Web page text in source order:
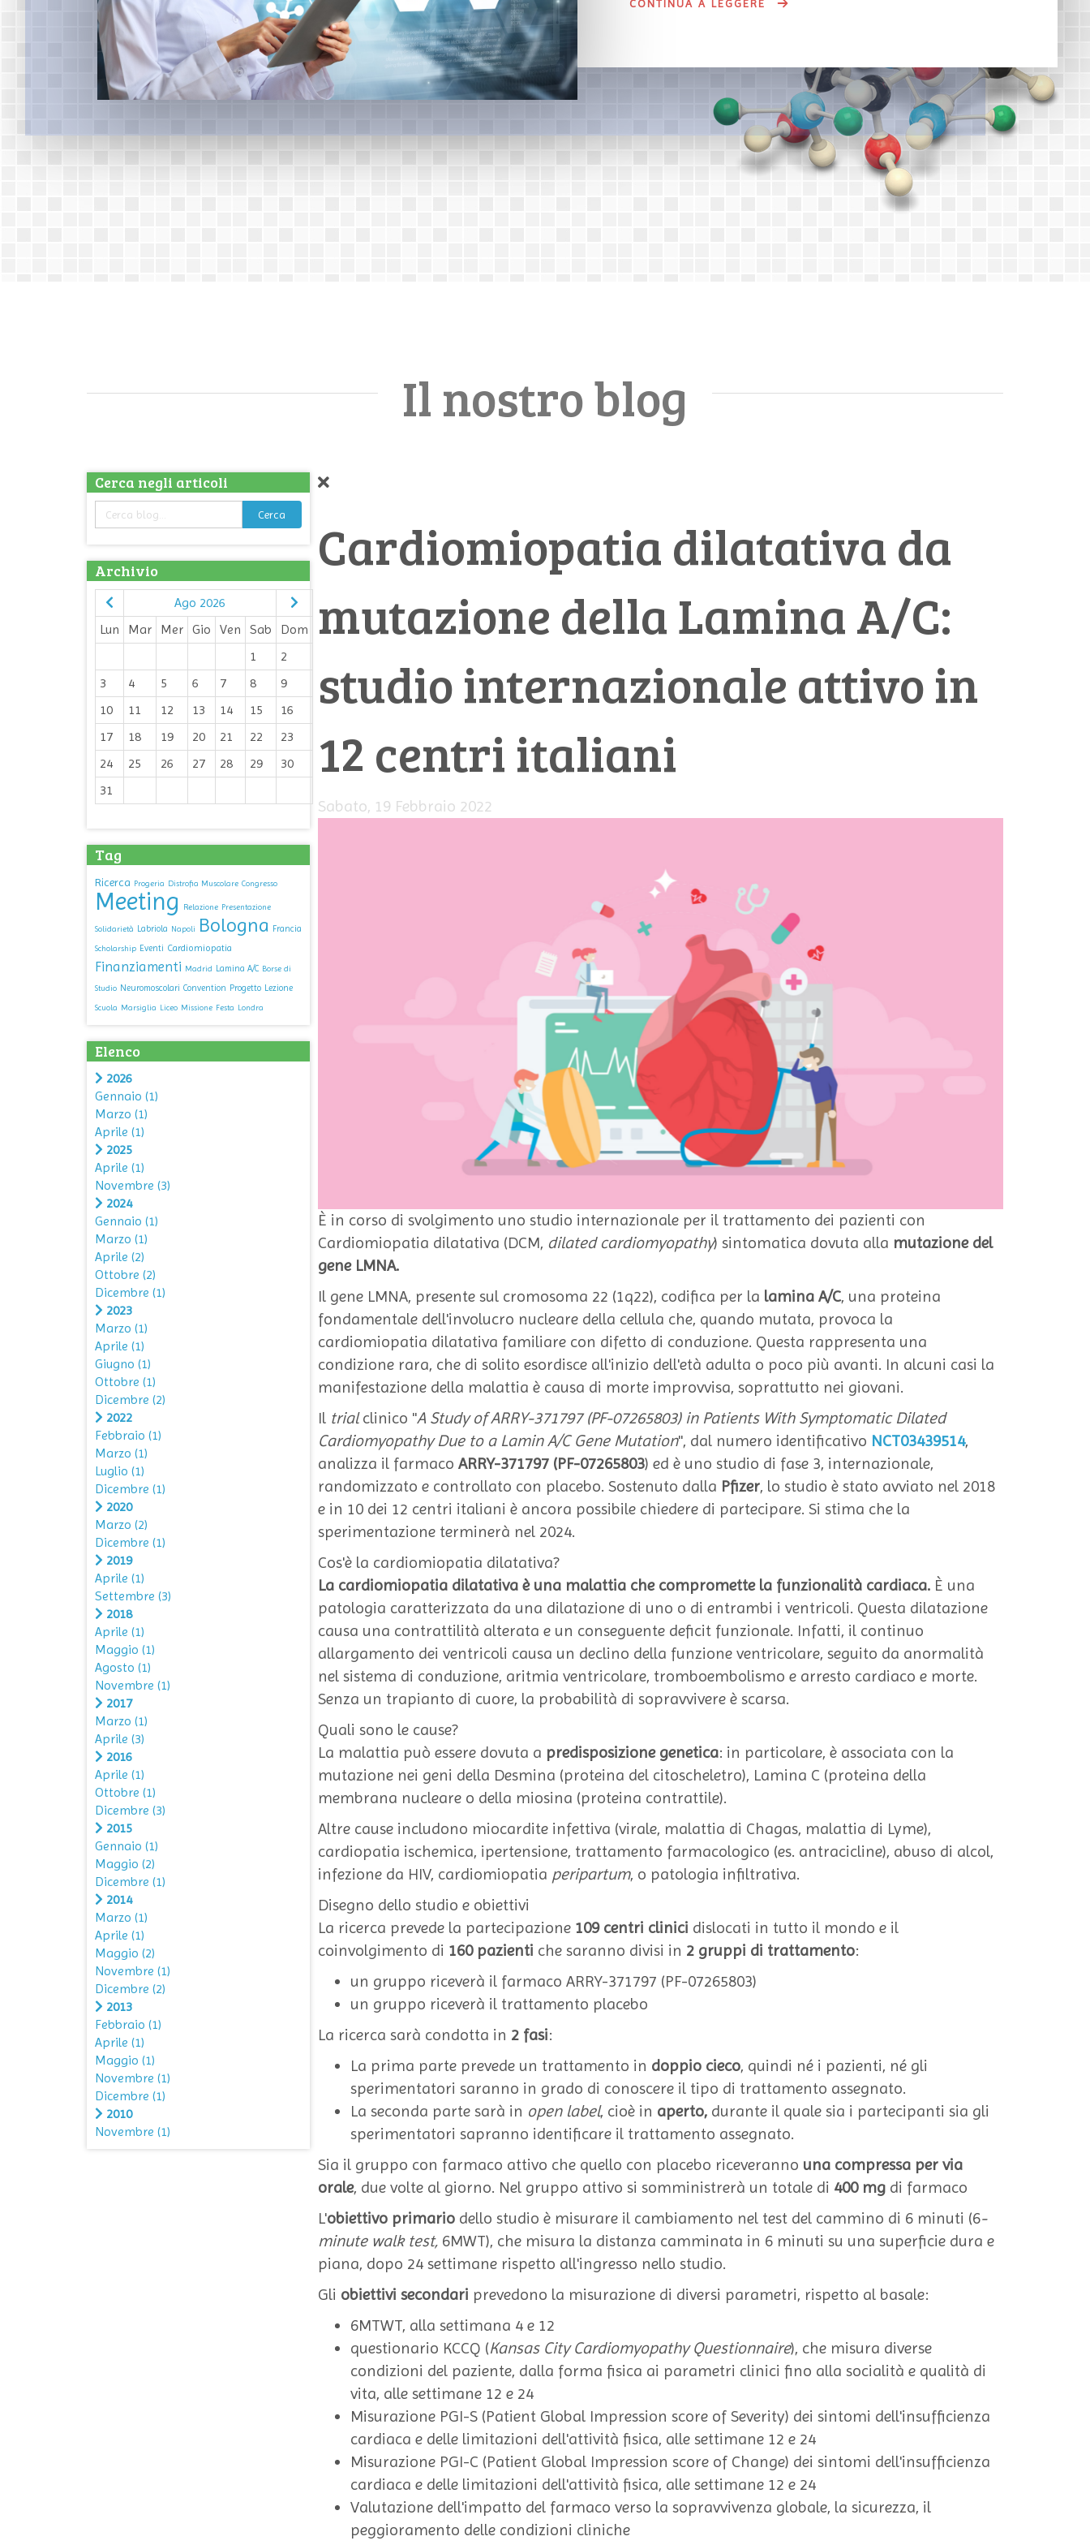
CONTINUA A LEGGERE
Il nostro blog
Cerca negli articoli
Cerca
Archivio
Ago 2026
Lun
Mar Mer Gio Ven Sab
Dom
1
2
3
4 5 6 7 8
9
10
11 12 13 14 15
16
17
18 19 20 21 22
23
24
25 26 27 28 29
30
31
Tag
Ricerca Progeria Distrofia Muscolare Congresso
Meeting Relazione Presentazione
Solidarietà Labriola Napoli Bologna Francia
Scholarship Eventi Cardiomiopatia
Finanziamenti Madrid Lamina A/C Borse di
Studio Neuromoscolari Convention Progetto Lezione
Scuola Marsiglia Liceo Missione Festa Londra
Elenco
2026
Gennaio (1)
Marzo (1)
Aprile (1)
2025
Aprile (1)
Novembre (3)
2024
Gennaio (1)
Marzo (1)
Aprile (2)
Ottobre (2)
Dicembre (1)
2023
Marzo (1)
Aprile (1)
Giugno (1)
Ottobre (1)
Dicembre (2)
2022
Febbraio (1)
Marzo (1)
Luglio (1)
Dicembre (1)
2020
Marzo (2)
Dicembre (1)
2019
Aprile (1)
Settembre (3)
2018
Aprile (1)
Maggio (1)
Agosto (1)
Novembre (1)
2017
Marzo (1)
Aprile (3)
2016
Aprile (1)
Ottobre (1)
Dicembre (3)
2015
Gennaio (1)
Maggio (2)
Dicembre (1)
2014
Marzo (1)
Aprile (1)
Maggio (2)
Novembre (1)
Dicembre (2)
2013
Febbraio (1)
Aprile (1)
Maggio (1)
Novembre (1)
Dicembre (1)
2010
Novembre (1)
Cardiomiopatia dilatativa da
mutazione della Lamina A/C:
studio internazionale attivo in
12 centri italiani
Sabato, 19 Febbraio 2022
È in corso di svolgimento uno studio internazionale per il trattamento dei pazienti con
Cardiomiopatia dilatativa (DCM, dilated cardiomyopathy) sintomatica dovuta alla mutazione del
gene LMNA.
Il gene LMNA, presente sul cromosoma 22 (1q22), codifica per la lamina A/C, una proteina
fondamentale dell'involucro nucleare della cellula che, quando mutata, provoca la
cardiomiopatia dilatativa familiare con difetto di conduzione. Questa rappresenta una
condizione rara, che di solito esordisce all'inizio dell'età adulta o poco più avanti. In alcuni casi la
manifestazione della malattia è causa di morte improvvisa, soprattutto nei giovani.
Il trialclinico "A Study of ARRY-371797 (PF-07265803) in Patients With Symptomatic Dilated
Cardiomyopathy Due to a Lamin A/C Gene Mutation", dal numero identificativo NCT03439514,
analizza il farmaco ARRY-371797 (PF-07265803) ed è uno studio di fase 3, internazionale,
randomizzato e controllato con placebo. Sostenuto dalla Pfizer, lo studio è stato avviato nel 2018
e in 10 dei 12 centri italiani è ancora possibile chiedere di partecipare. Si stima che la
sperimentazione terminerà nel 2024.
Cos'è la cardiomiopatia dilatativa?
La cardiomiopatia dilatativa è una malattia che compromette la funzionalità cardiaca. È una
patologia caratterizzata da una dilatazione di uno o di entrambi i ventricoli. Questa dilatazione
causa una contrattilità alterata e un conseguente deficit funzionale. Infatti, il continuo
allargamento dei ventricoli causa un declino della funzione ventricolare, seguito da anormalità
nel sistema di conduzione, aritmia ventricolare, tromboembolismo e arresto cardiaco e morte.
Senza un trapianto di cuore, la probabilità di sopravvivere è scarsa.
Quali sono le cause?
La malattia può essere dovuta a predisposizione genetica: in particolare, è associata con la
mutazione nei geni della Desmina (proteina del citoscheletro), Lamina C (proteina della
membrana nucleare o della miosina (proteina contrattile).
Altre cause includono miocardite infettiva (virale, malattia di Chagas, malattia di Lyme),
cardiopatia ischemica, ipertensione, trattamento farmacologico (es. antracicline), abuso di alcol,
infezione da HIV, cardiomiopatia peripartum, o patologia infiltrativa.
Disegno dello studio e obiettivi
La ricerca prevede la partecipazione 109 centri clinici dislocati in tutto il mondo e il
coinvolgimento di 160 pazienti che saranno divisi in 2 gruppi di trattamento:
un gruppo riceverà il farmaco ARRY-371797 (PF-07265803)
un gruppo riceverà il trattamento placebo
La ricerca sarà condotta in 2 fasi:
La prima parte prevede un trattamento in doppio cieco, quindi né i pazienti, né gli
sperimentatori saranno in grado di conoscere il tipo di trattamento assegnato.
La seconda parte sarà in open label, cioè in aperto, durante il quale sia i partecipanti sia gli
sperimentatori sapranno identificare il trattamento assegnato.
Sia il gruppo con farmaco attivo che quello con placebo riceveranno una compressa per via
orale, due volte al giorno. Nel gruppo attivo si somministrerà un totale di 400 mg di farmaco
L'obiettivo primario dello studio è misurare il cambiamento nel test del cammino di 6 minuti (6-
minute walk test, 6MWT), che misura la distanza camminata in 6 minuti su una superficie dura e
piana, dopo 24 settimane rispetto all'ingresso nello studio.
Gli obiettivi secondari prevedono la misurazione di diversi parametri, rispetto al basale:
6MTWT, alla settimana 4 e 12
questionario KCCQ (Kansas City Cardiomyopathy Questionnaire), che misura diverse
condizioni del paziente, dalla forma fisica ai parametri clinici fino alla socialità e qualità di
vita, alle settimane 12 e 24
Misurazione PGI-S (Patient Global Impression score of Severity) dei sintomi dell'insufficienza
cardiaca e delle limitazioni dell'attività fisica, alle settimane 12 e 24
Misurazione PGI-C (Patient Global Impression score of Change) dei sintomi dell'insufficienza
cardiaca e delle limitazioni dell'attività fisica, alle settimane 12 e 24
Valutazione dell'impatto del farmaco verso la sopravvivenza globale, la sicurezza, il
peggioramento delle condizioni cliniche